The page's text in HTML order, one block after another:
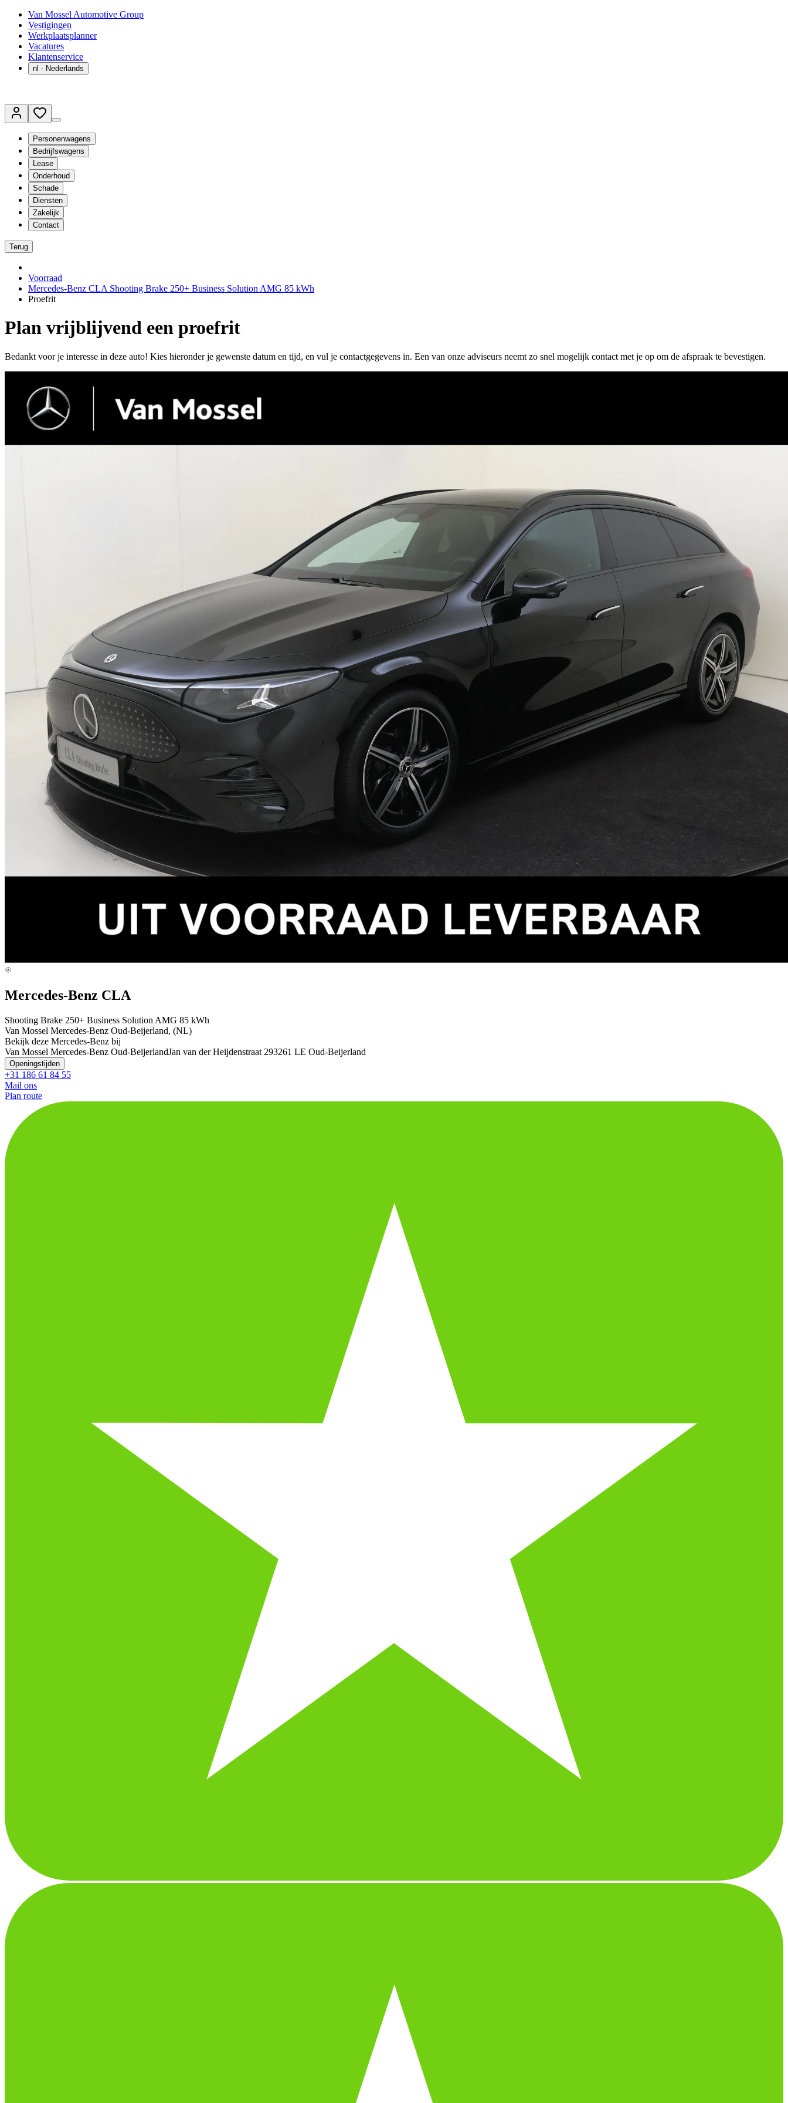
Van Mossel Automotive Group
Vestigingen
Werkplaatsplanner
Vacatures
Klantenservice
nl - Nederlands
Personenwagens
Bedrijfswagens
Lease
Onderhoud
Schade
Diensten
Zakelijk
Contact
Terug
Voorraad
Mercedes-Benz CLA Shooting Brake 250+ Business Solution AMG 85 kWh
Proefrit
Plan vrijblijvend een proefrit
Bedankt voor je interesse in deze auto! Kies hieronder je gewenste datum en tijd, en vul je contactgegevens in. Een van onze adviseurs neemt zo snel mogelijk contact met je op om de afspraak te bevestigen.
Mercedes-Benz CLA
Shooting Brake 250+ Business Solution AMG 85 kWh
Van Mossel Mercedes-Benz Oud-Beijerland, (NL)
Bekijk deze Mercedes-Benz bij
Van Mossel Mercedes-Benz Oud-BeijerlandJan van der Heijdenstraat 293261 LE Oud-Beijerland
Openingstijden
+31 186 61 84 55
Mail ons
Plan route